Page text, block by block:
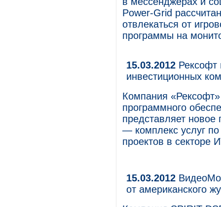
Power-Grid
отвлекаться от
программы на
15.03.2012 Рексофт
инвестиционных
Компания
программного
представляет
— комплекс услуг
проектов в секторе
15.03.2012
от американского